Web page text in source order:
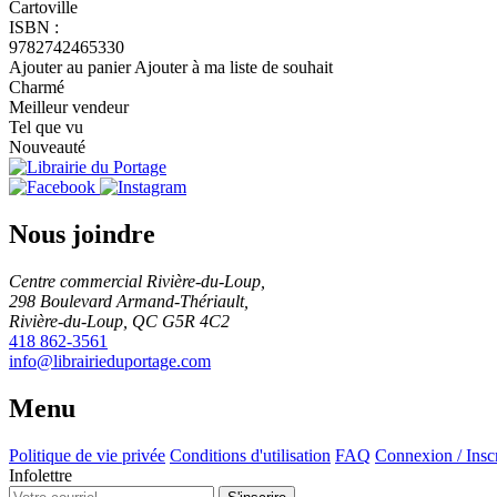
Cartoville
ISBN :
9782742465330
Ajouter au panierAjouter à ma liste de souhait
Charmé
Meilleur vendeur
Tel que vu
Nouveauté
Nous joindre
Centre commercial Rivière-du-Loup,
298 Boulevard Armand-Thériault,
Rivière-du-Loup, QC G5R 4C2
418 862-3561
info@librairieduportage.com
Menu
Politique de vie privée Conditions d'utilisation FAQ Connexion /
Infolettre